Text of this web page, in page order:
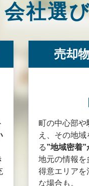
会社選
売却
町の中心部や
え、その地
る”地域密着”
地元の情報を
得意エリアを
な場合も。